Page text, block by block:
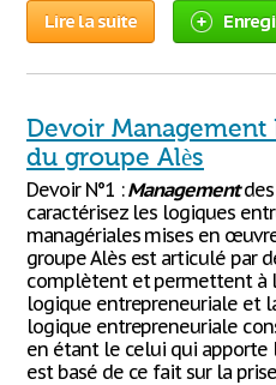
Lire la suite
Devoir Management
du groupe Alès
Devoir N°1 :Managementdes
caractérisez les logiques
managériales mises en
groupe Alès est articulé par
complètent et permettent à
logique entrepreneuriale et
logique entrepreneuriale
en étant le celui qui apporte
est basé de ce fait sur la